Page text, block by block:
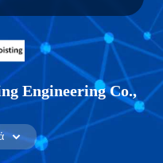
Engineering Co.,